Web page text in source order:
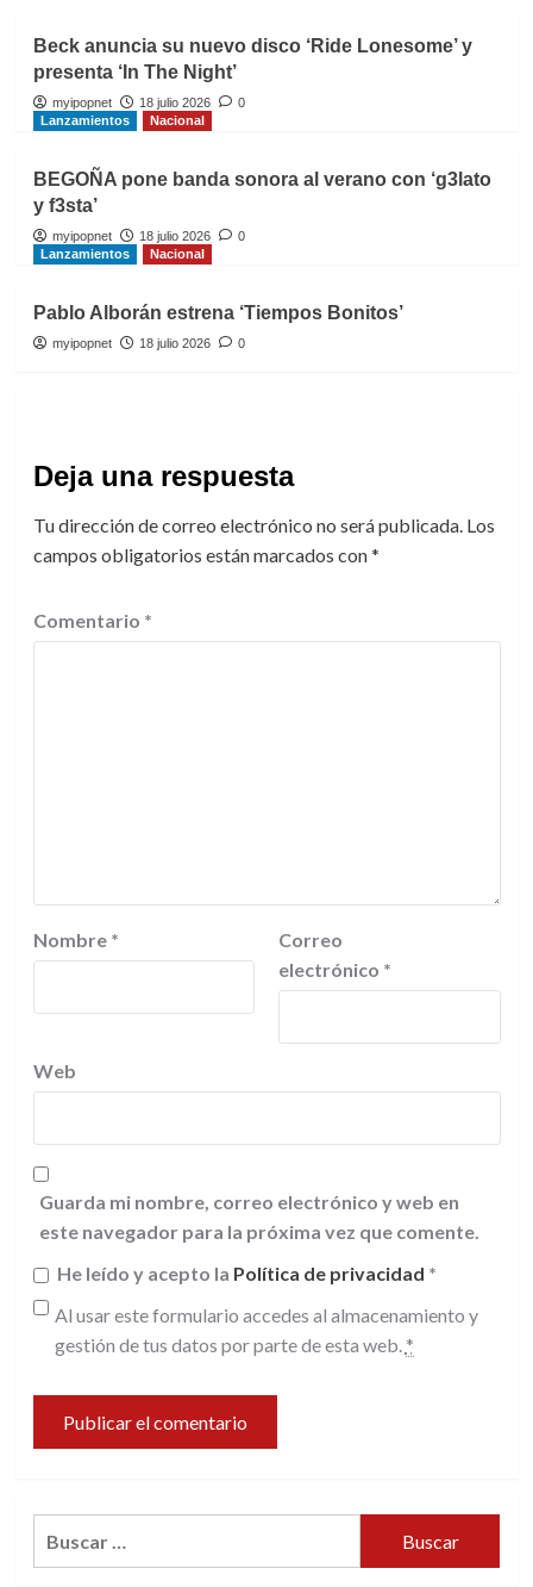
Beck anuncia su nuevo disco ‘Ride Lonesome’ y
presenta ‘In The Night’
myipopnet 18 julio 2026
0
Lanzamientos
Nacional
BEGOÑA pone banda sonora al verano con ‘g3lato
y f3sta’
myipopnet 18 julio 2026
0
Lanzamientos
Nacional
Pablo Alborán estrena ‘Tiempos Bonitos’
myipopnet 18 julio 2026 0
Deja una respuesta
Tu dirección de correo electrónico no será publicada. Los
campos obligatorios están marcados con*
Comentario *
Nombre *
Correo
electrónico *
Web
Guarda mi nombre, correo electrónico y web en
este navegador para la próxima vez que comente.
He leído y acepto la Política de privacidad *
Al usar este formulario accedes al almacenamiento y
gestión de tus datos por parte de esta web. *